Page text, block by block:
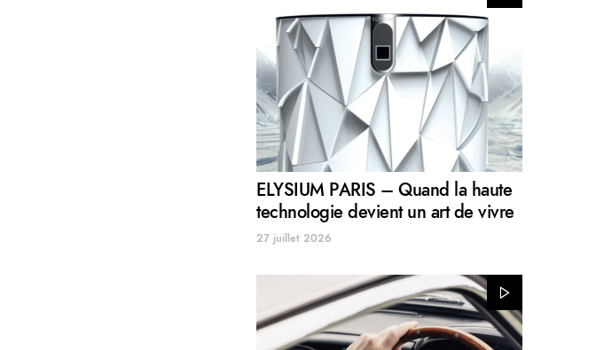
ELYSIUM PARIS – Quand la haute
technologie devient un art de vivre
27 juillet 2026